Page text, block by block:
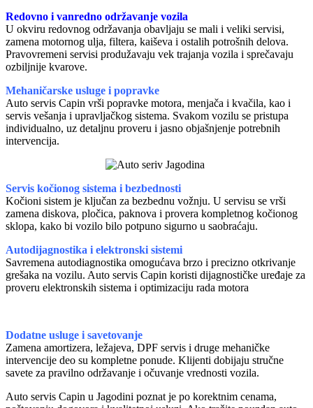
Redovno i vanredno održavanje vozila
U okviru redovnog održavanja obavljaju se mali i veliki servisi,
zamena motornog ulja, filtera, kaiševa i ostalih potrošnih delova.
Pravovremeni servisi produžavaju vek trajanja vozila i sprečavaju
ozbiljnije kvarove.
Mehaničarske usluge i popravke
Auto servis Capin vrši popravke motora, menjača i kvačila, kao i
servis vešanja i upravljačkog sistema. Svakom vozilu se pristupa
individualno, uz detaljnu proveru i jasno objašnjenje potrebnih
intervencija.
Servis kočionog sistema i bezbednosti
Kočioni sistem je ključan za bezbednu vožnju. U servisu se vrši
zamena diskova, pločica, paknova i provera kompletnog kočionog
sklopa, kako bi vozilo bilo potpuno sigurno u saobraćaju.
Autodijagnostika i elektronski sistemi
Savremena autodiagnostika omogućava brzo i precizno otkrivanje
grešaka na vozilu. Auto servis Capin koristi dijagnostičke uređaje za
proveru elektronskih sistema i optimizaciju rada motora
Dodatne usluge i savetovanje
Zamena amortizera, ležajeva, DPF servis i druge mehaničke
intervencije deo su kompletne ponude. Klijenti dobijaju stručne
savete za pravilno održavanje i očuvanje vrednosti vozila.
Auto servis Capin u Jagodini poznat je po korektnim cenama,